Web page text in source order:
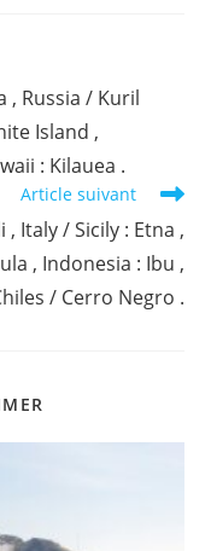
, Russia / Kuril
Island ,
: Kilauea .
Article suivant
, Italy / Sicily : Etna ,
, Indonesia : Ibu ,
/ Cerro Negro .